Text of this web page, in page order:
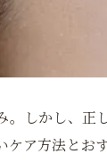
。しかし、正
ア方法とお